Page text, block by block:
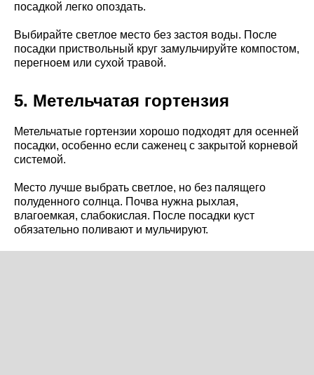
посадкой легко опоздать.
Выбирайте светлое место без застоя воды. После
посадки приствольный круг замульчируйте компостом,
перегноем или сухой травой.
5. Метельчатая гортензия
Метельчатые гортензии хорошо подходят для осенней
посадки, особенно если саженец с закрытой корневой
системой.
Место лучше выбрать светлое, но без палящего
полуденного солнца. Почва нужна рыхлая,
влагоемкая, слабокислая. После посадки куст
обязательно поливают и мульчируют.